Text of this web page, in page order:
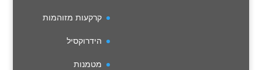
קרקעות מזוהמות
הידרוקסיל
מטמנות